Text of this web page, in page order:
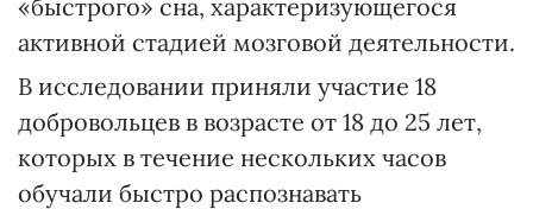
«быстрого» сна, характеризующегося
активной стадией мозговой деятельности.
В исследовании приняли участие 18
добровольцев в возрасте от 18 до 25 лет,
которых в течение нескольких часов
обучали быстро распознавать